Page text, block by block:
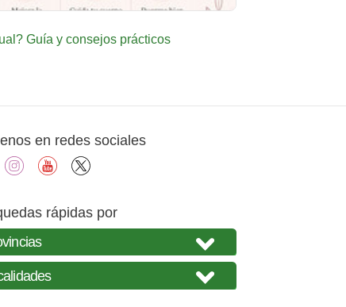
Guía y consejos prácticos
en redes sociales
instagramyoutube
rápidas por